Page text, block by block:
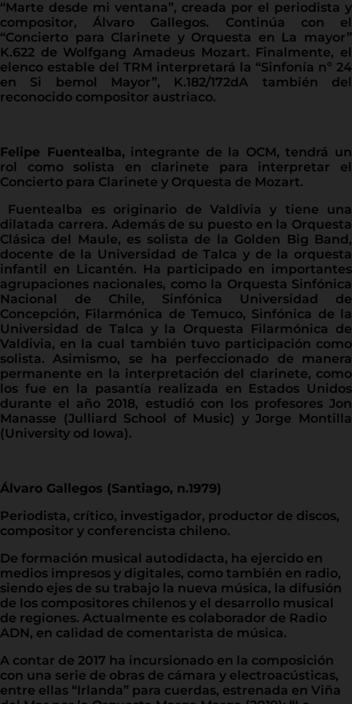
“Marte desde mi ventana”, creada por el periodista y
compositor, Álvaro Gallegos. Continúa con el
“Concierto para Clarinete y Orquesta en La mayor”
K.622 de Wolfgang Amadeus Mozart. Finalmente, el
elenco estable del TRM interpretará la “Sinfonía nº 24
en Si bemol Mayor”, K.182/172dA también del
reconocido compositor austriaco.
Felipe Fuentealba,integrante de la OCM, tendrá un
rol como solista en clarinete para interpretar el
Concierto para Clarinete y Orquesta de Mozart.
Fuentealba es originario de Valdivia y tiene una
dilatada carrera. Además de su puesto en la Orquesta
Clásica del Maule, es solista de la Golden Big Band,
docente de la Universidad de Talca y de la orquesta
infantil en Licantén. Ha participado en importantes
agrupaciones nacionales, como la Orquesta Sinfónica
Nacional de Chile, Sinfónica Universidad de
Concepción, Filarmónica de Temuco, Sinfónica de la
Universidad de Talca y la Orquesta Filarmónica de
Valdivia, en la cual también tuvo participación como
solista. Asimismo, se ha perfeccionado de manera
permanente en la interpretación del clarinete, como
los fue en la pasantía realizada en Estados Unidos
durante el año 2018, estudió con los profesores Jon
Manasse (Julliard School of Music) y Jorge Montilla
(University od Iowa).
Álvaro Gallegos (Santiago, n.1979)
Periodista, crítico, investigador, productor de discos,
compositor y conferencista chileno.
De formación musical autodidacta, ha ejercido en
medios impresos y digitales, como también en radio,
siendo ejes de su trabajo la nueva música, la difusión
de los compositores chilenos y el desarrollo musical
de regiones. Actualmente es colaborador de Radio
ADN, en calidad de comentarista de música.
A contar de 2017 ha incursionado en la composición
con una serie de obras de cámara y electroacústicas,
entre ellas “Irlanda” para cuerdas, estrenada en Viña